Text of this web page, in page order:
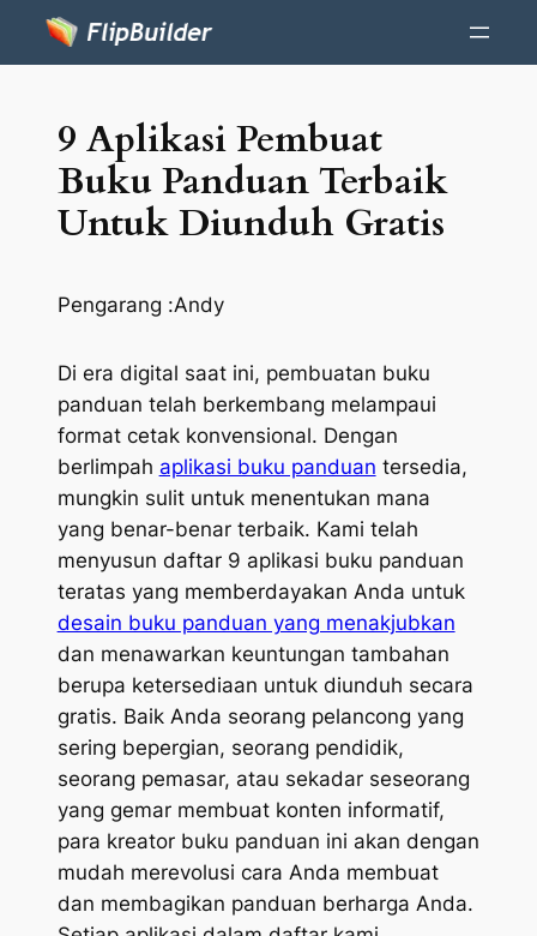
9 Aplikasi Pembuat
Buku Panduan Terbaik
Untuk Diunduh Gratis
Pengarang :Andy
Di era digital saat ini, pembuatan buku
panduan telah berkembang melampaui
format cetak konvensional. Dengan
berlimpah aplikasi buku panduan tersedia,
mungkin sulit untuk menentukan mana
yang benar-benar terbaik. Kami telah
menyusun daftar 9 aplikasi buku panduan
teratas yang memberdayakan Anda untuk
desain buku panduan yang menakjubkan
dan menawarkan keuntungan tambahan
berupa ketersediaan untuk diunduh secara
gratis. Baik Anda seorang pelancong yang
sering bepergian, seorang pendidik,
seorang pemasar, atau sekadar seseorang
yang gemar membuat konten informatif,
para kreator buku panduan ini akan dengan
mudah merevolusi cara Anda membuat
dan membagikan panduan berharga Anda.